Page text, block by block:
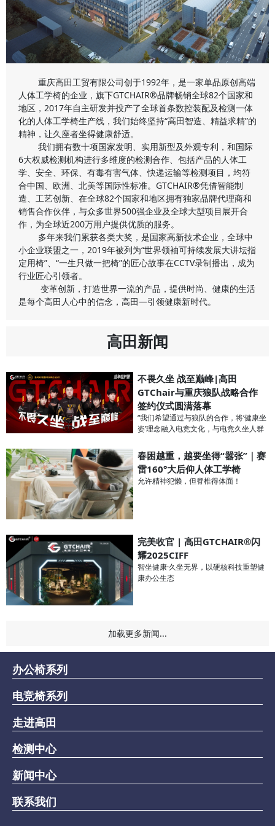
重庆高田工贸有限公司创于1992年，是一家单品原创高端
人体工学椅的企业，旗下GTCHAIR®品牌畅销全球82个国家和
地区，2017年自主研发并投产了全球首条数控装配及检测一体
化的人体工学椅生产线，我们始终坚持“高田智造、精益求精”的
精神，让久座者坐得健康舒适。
我们拥有数十项国家发明、实用新型及外观专利，和国际
6大权威检测机构进行多维度的检测合作、包括产品的人体工
学、安全、环保、有毒有害气体、快递运输等检测项目，均符
合中国、欧洲、北美等国际性标准。GTCHAIR®凭借智能制
造、工艺创新、在全球82个国家和地区拥有独家品牌代理商和
销售合作伙伴，与众多世界500强企业及全球大型项目展开合
作，为全球近200万用户提供优质的服务。
多年来我们累获各类大奖，是国家高新技术企业，全球中
小企业联盟之一，2019年被列为“世界领袖可持续发展大讲坛指
定用椅”、“一生只做一把椅”的匠心故事在CCTV录制播出，成为
行业匠心引领者。
变革创新，打造世界一流的产品，提供时尚、健康的生活
是每个高田人心中的信念，高田—引领健康新时代。
高田新闻
不畏久坐 战至巅峰|高田
GTChair与重庆狼队战略合作
签约仪式圆满落幕
“我们希望通过与狼队的合作，将‘健康坐
姿’理念融入电竞文化，与电竞久坐人群
为年轻一代久坐人群撑腰。”高田人体工
学椅携手重庆狼队，正是要将这份为极
致体验与健康支撑而生的专业精神，传
递给每一位同样在生活与工作中“久坐战
春困越重，越要坐得“嚣张”｜赛
雷160°大后仰人体工学椅
允许精神犯懒，但脊椎得体面！
完美收官 | 高田GTCHAIR®闪
耀2025CIFF
智坐健康·久坐无界，以硬核科技重塑健
康办公生态
加载更多新闻...
办公椅系列
电竞椅系列
走进高田
检测中心
新闻中心
联系我们